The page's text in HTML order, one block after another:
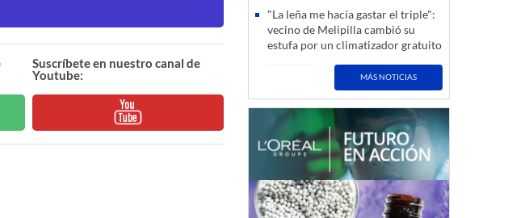
Suscríbete en nuestro canal de
Youtube:
"La leña me hacía gastar el triple":
vecino de Melipilla cambió su
estufa por un climatizador gratuito
MÁS NOTICIAS